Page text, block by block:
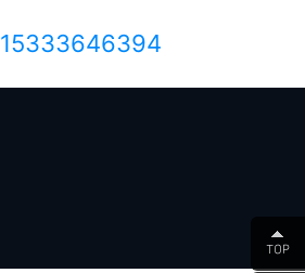
15333646394